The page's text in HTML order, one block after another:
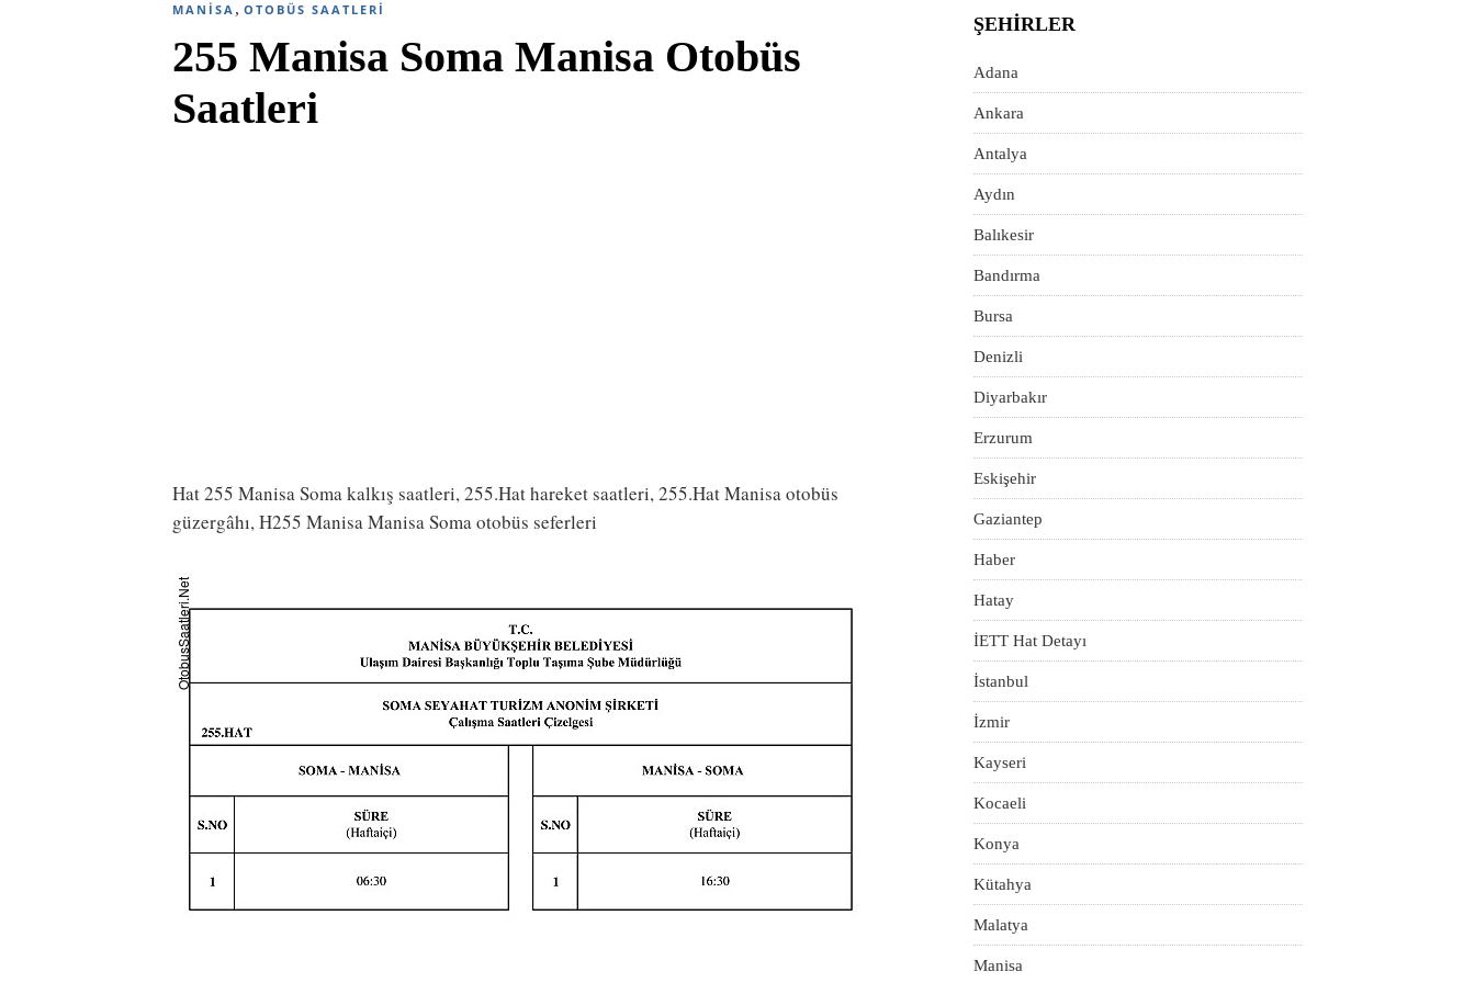
MANISA , OTOBÜS SAATLERI
255 Manisa Soma Manisa Otobüs
Saatleri
Hat 255 Manisa Soma kalkış saatleri, 255.Hat hareket saatleri, 255.Hat Manisa otobüs
güzergâhı, H255 Manisa Manisa Soma otobüs seferleri
ŞEHIRLER
Adana
Ankara
Antalya
Aydın
Balıkesir
Bandırma
Bursa
Denizli
Diyarbakır
Erzurum
Eskişehir
Gaziantep
Haber
Hatay
İETT Hat Detayı
İstanbul
İzmir
Kayseri
Kocaeli
Konya
Kütahya
Malatya
Manisa